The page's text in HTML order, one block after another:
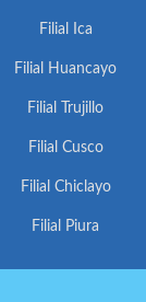
Filial Ica
Filial Huancayo
Filial Trujillo
Filial Cusco
Filial Chiclayo
Filial Piura